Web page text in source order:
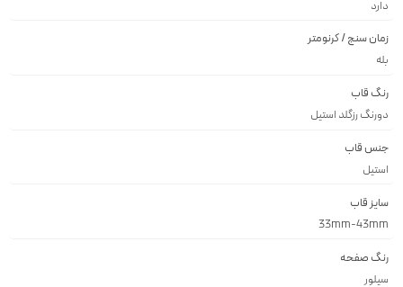
دارد
زمان سنج / کرنومتر
رنگ قاب
دورنگ رزگلد استيل
جنس قاب
استيل
سایز قاب
33mm-43mm
رنگ صفحه
سيلور